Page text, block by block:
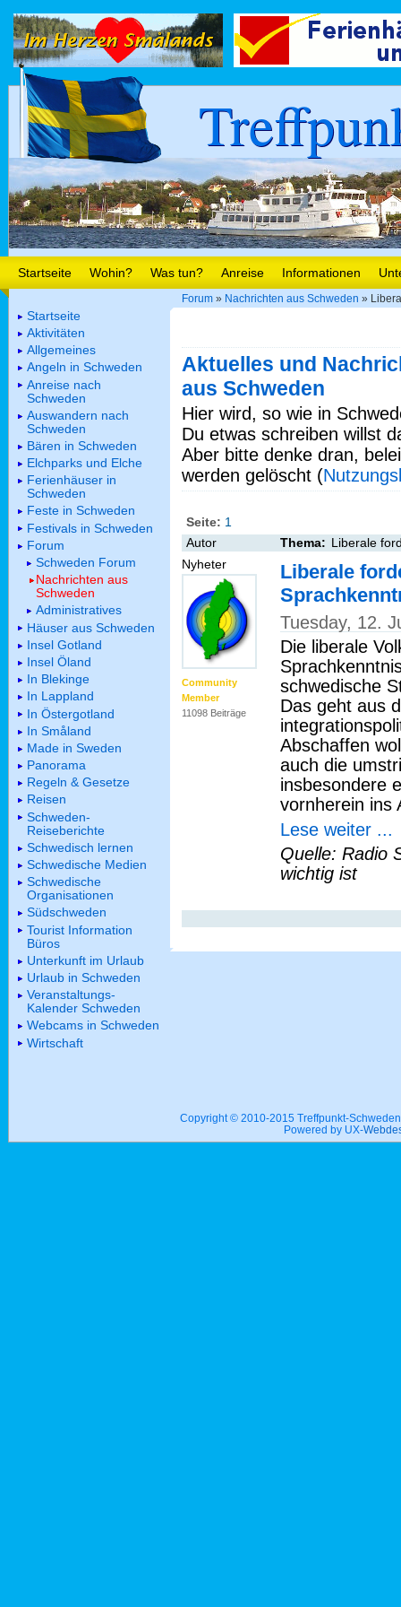
Startseite Wohin? Was tun? Anreise Informationen
Forum » Nachrichten aus Schweden »
Aktuelles und
aus Schweden
Hier wird, so wie in
Du etwas schreiben willst
Aber bitte denke dran,
werden gelöscht (
Seite: 1
Autor
Thema: Liberale
Nyheter
Community
Member
11098 Beiträge
Liberale
Tuesday, 12.
Die liberale
schwedische
Das geht aus
Abschaffen
auch die
insbesondere
vornherein ins
Lese weiter ...
Quelle: Radio
wichtig ist
Startseite
Aktivitäten
Allgemeines
Angeln in Schweden
Anreise nach
Schweden
Auswandern nach
Schweden
Bären in Schweden
Elchparks und Elche
Ferienhäuser in
Schweden
Feste in Schweden
Festivals in Schweden
Forum
Schweden Forum
Nachrichten aus
Schweden
Administratives
Häuser aus Schweden
Insel Gotland
Insel Öland
In Blekinge
In Lappland
In Östergotland
In Småland
Made in Sweden
Panorama
Regeln & Gesetze
Reisen
Schweden-
Reiseberichte
Schwedisch lernen
Schwedische Medien
Schwedische
Organisationen
Südschweden
Tourist Information
Büros
Unterkunft im Urlaub
Urlaub in Schweden
Veranstaltungs-
Kalender Schweden
Webcams in Schweden
Wirtschaft
Copyright © 2010-2015 Treffpunkt-
Powered by UX-